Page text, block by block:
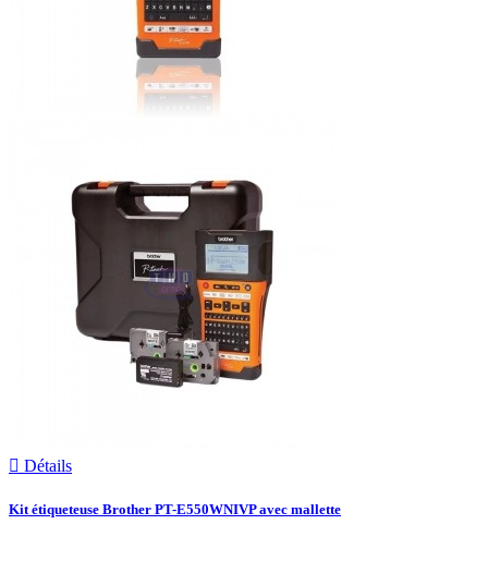
 Détails
Kit étiqueteuse Brother PT-E550WNIVP avec mallette